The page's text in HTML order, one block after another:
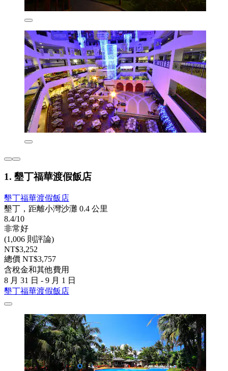
1. 墾丁福華渡假飯店
墾丁福華渡假飯店
墾丁，距離小灣沙灘 0.4 公里
8.4/10
非常好
(1,006 則評論)
NT$3,252
總價 NT$3,757
含稅金和其他費用
8 月 31 日 - 9 月 1 日
墾丁福華渡假飯店